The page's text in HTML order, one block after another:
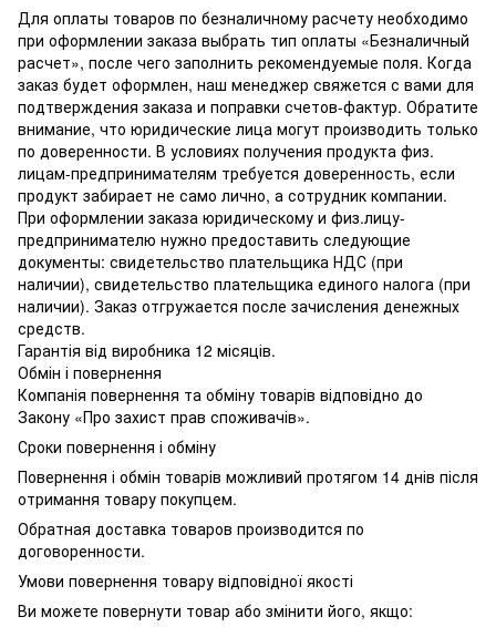
Для оплаты товаров по безналичному расчету необходимо
при оформлении заказа выбрать тип оплаты «Безналичный
расчет», после чего заполнить рекомендуемые поля. Когда
заказ будет оформлен, наш менеджер свяжется с вами для
подтверждения заказа и поправки счетов-фактур. Обратите
внимание, что юридические лица могут производить только
по доверенности. В условиях получения продукта физ.
лицам-предпринимателям требуется доверенность, если
продукт забирает не само лично, а сотрудник компании.
При оформлении заказа юридическому и физ.лицу-
предпринимателю нужно предоставить следующие
документы: свидетельство плательщика НДС (при
наличии), свидетельство плательщика единого налога (при
наличии). Заказ отгружается после зачисления денежных
средств.
Гарантія від виробника 12 місяців.
Обмін і повернення
Компанія повернення та обміну товарів відповідно до
Закону «Про захист прав споживачів».
Сроки повернення і обміну
Повернення і обмін товарів можливий протягом 14 днів після
отримання товару покупцем.
Обратная доставка товаров производится по
договоренности.
Умови повернення товару відповідної якості
Ви можете повернути товар або змінити його, якщо: